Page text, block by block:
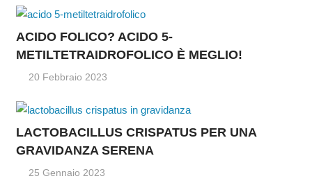
ACIDO FOLICO? ACIDO 5-
METILTETRAIDROFOLICO È MEGLIO!
20 Febbraio 2023
LACTOBACILLUS CRISPATUS PER UNA
GRAVIDANZA SERENA
25 Gennaio 2023